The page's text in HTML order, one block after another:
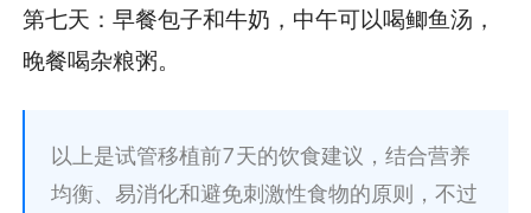
第七天：早餐包子和牛奶，中午可以喝鲫鱼汤，
晚餐喝杂粮粥。
以上是试管移植前7天的饮食建议，结合营养
均衡、易消化和避免刺激性食物的原则，不过